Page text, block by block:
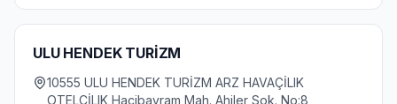
ULU HENDEK TURİZM
10555 ULU HENDEK TURİZM ARZ HAVAÇİLIK
OTELCİLIK Hacibayram Mah. Ahiler Sok. No:8